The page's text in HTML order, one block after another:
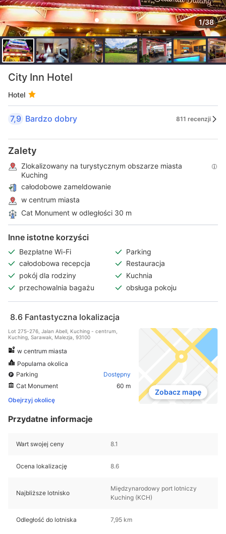
1/38
City Inn Hotel
Hotel
7,9 Bardzo dobry 811 recenzji
Zalety
Zlokalizowany na turystycznym obszarze miasta
Kuching
całodobowe zameldowanie
w centrum miasta
Cat Monument w odległości 30 m
Inne istotne korzyści
Bezpłatne Wi-Fi
Parking
całodobowa recepcja
Restauracja
pokój dla rodziny
Kuchnia
przechowalnia bagażu
obsługa pokoju
8.6 Fantastyczna lokalizacja
Lot 275-276, Jalan Abell, Kuching - centrum,
Kuching, Sarawak, Malezja, 93100
w centrum miasta
Popularna okolica
Parking
Dostępny
Cat Monument
60 m
Obejrzyj okolicę
Zobacz mapę
Przydatne informacje
Wart swojej ceny 8.1
Ocena lokalizację 8.6
Najbliższe lotnisko
Międzynarodowy port lotniczy
Kuching (KCH)
Odległość do lotniska 7,95 km